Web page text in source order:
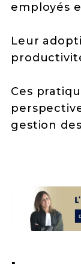
employés
Leur
Ces
gestion